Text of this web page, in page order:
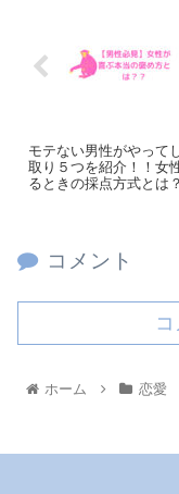
モテない男性がやって
取り５つを紹介！！女
るときの採点方式とは
コメント
ホーム 恋愛